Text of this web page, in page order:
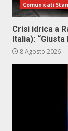
Comunicati
Crisi idrica a
Italia):
8 Agosto 2026